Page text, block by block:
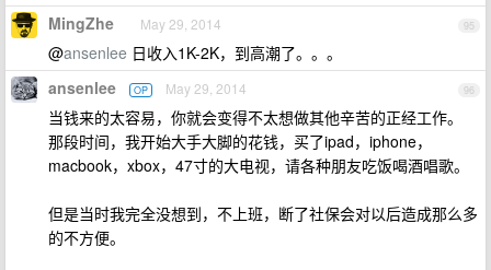
95
MingZhe May 29, 2014
@ansenlee 日收入1K-2K，到高潮了。。。
96
ansenlee OP May 29, 2014
当钱来的太容易，你就会变得不太想做其他辛苦的正经工作。
那段时间，我开始大手大脚的花钱，买了ipad，iphone，
macbook，xbox，47寸的大电视，请各种朋友吃饭喝酒唱歌。
但是当时我完全没想到，不上班，断了社保会对以后造成那么多
的不方便。